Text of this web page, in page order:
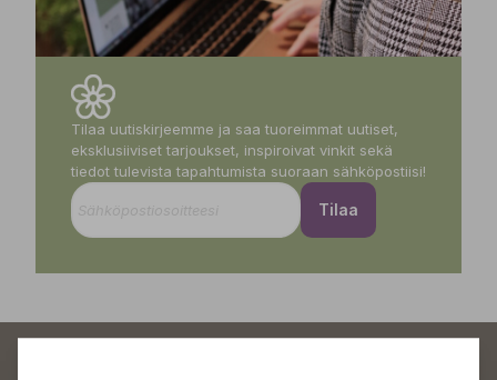
Tilaa uutiskirjeemme ja saa tuoreimmat uutiset,
eksklusiiviset tarjoukset, inspiroivat vinkit sekä
tiedot tulevista tapahtumista suoraan sähköpostiisi!
Tilaa